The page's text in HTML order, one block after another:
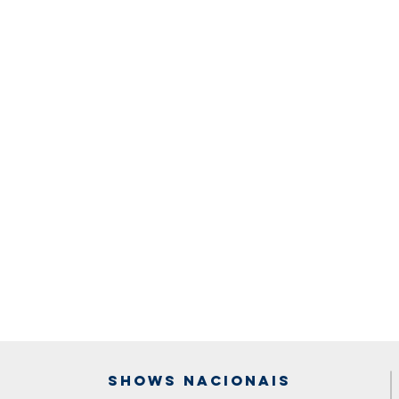
Shows Nacionais